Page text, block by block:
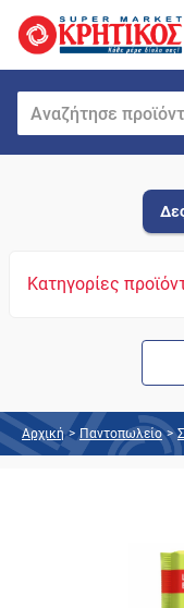
Κατηγορίες
Αρχική > Παντοπωλείο >